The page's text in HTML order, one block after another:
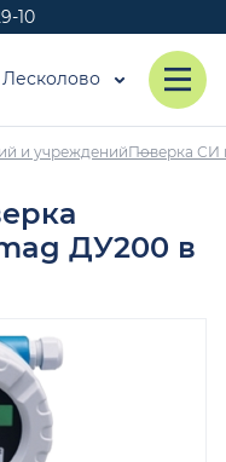
10
Лесколово
и учрежденийПоверка СИ
ДУ200 в